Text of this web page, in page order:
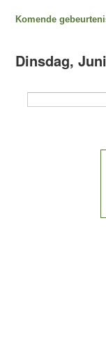
Komende
Dinsdag,